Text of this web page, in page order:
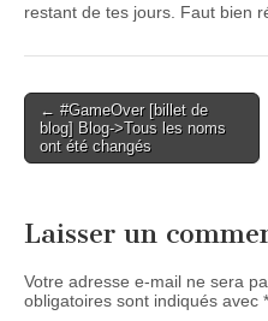
restant de tes jours. Faut bien
Post
navigation
← #GameOver [billet de
blog] Blog->Tous les noms
ont été changés
Laisser un
Votre adresse e-mail ne sera
obligatoires sont indiqués avec *